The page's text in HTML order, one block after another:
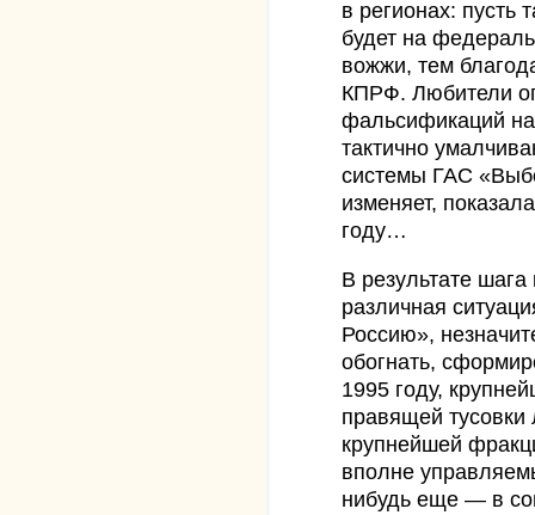
в регионах: пусть
будет на
вожжи, тем
КПРФ. Любители
фальсификаций на
тактично
системы ГАС
изменяет,
году…
В результате
различная
Россию»,
обогнать,
1995 году,
правящей
крупнейшей
вполне
нибудь еще — в